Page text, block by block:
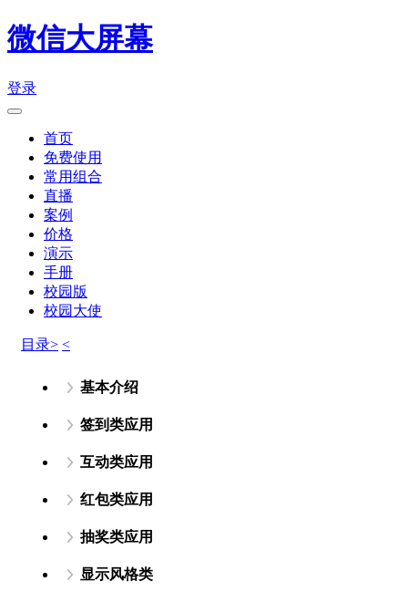
微信大屏幕
登录
首页
免费使用
常用组合
直播
案例
价格
演示
手册
校园版
校园大使
目录> <
基本介绍
签到类应用
互动类应用
红包类应用
抽奖类应用
显示风格类